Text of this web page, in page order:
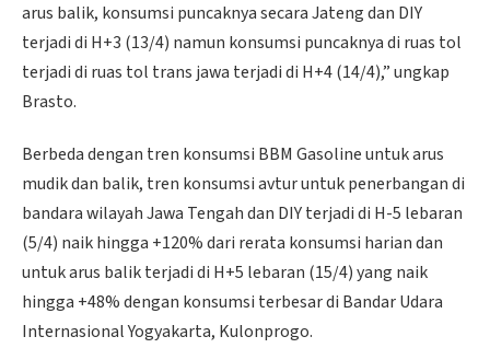
arus balik, konsumsi puncaknya secara Jateng dan DIY
terjadi di H+3 (13/4) namun konsumsi puncaknya di ruas tol
terjadi di ruas tol trans jawa terjadi di H+4 (14/4),” ungkap
Brasto.
Berbeda dengan tren konsumsi BBM Gasoline untuk arus
mudik dan balik, tren konsumsi avtur untuk penerbangan di
bandara wilayah Jawa Tengah dan DIY terjadi di H-5 lebaran
(5/4) naik hingga +120% dari rerata konsumsi harian dan
untuk arus balik terjadi di H+5 lebaran (15/4) yang naik
hingga +48% dengan konsumsi terbesar di Bandar Udara
Internasional Yogyakarta, Kulonprogo.